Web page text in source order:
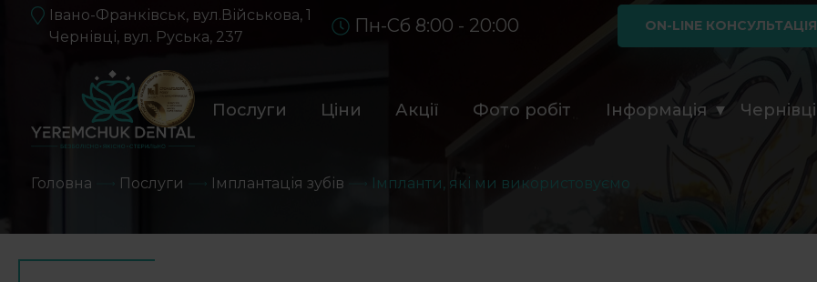
Івано-Франківськ, вул.Військова, 1
Чернівці, вул. Руська, 237
Пн-Сб 8:00 - 20:00 ON-LINE КОНСУЛЬТАЦІЯ
Послуги Ціни Акції Фото робіт Інформація Чернівці
Головна Послуги Імплантація зубів Імпланти, які ми використовуємо